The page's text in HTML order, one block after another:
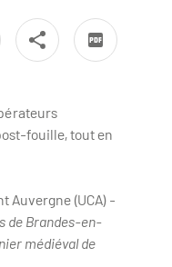
fouille, tout en
Auvergne (UCA) -
de Brandes-en-
médiéval de